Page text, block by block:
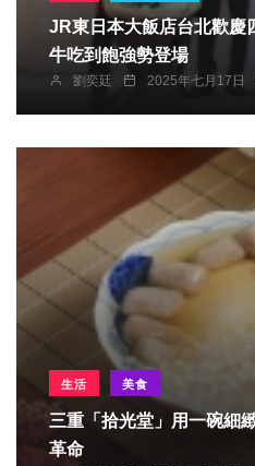
JR東日本大飯店台北歡
牛吃到飽強勢登場
劉奕廷 2025年七月17日
生活 美食
三重「拾光堂」用一碗細
革命